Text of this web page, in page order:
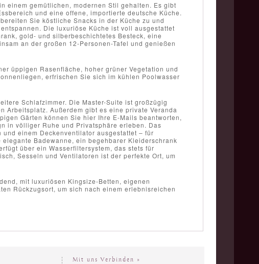
einem gemütlichen, modernen Stil gehalten. Es gibt
und eine offene, importierte deutsche Küche.
Sie köstliche Snacks in der Küche zu und
Die luxuriöse Küche ist voll ausgestattet
gold- und silberbeschichtetes Besteck, eine
an der großen 12-Personen-Tafel und genießen
üppigen Rasenfläche, hoher grüner Vegetation und
erfrischen Sie sich im kühlen Poolwasser
Schlafzimmer. Die Master-Suite ist großzügig
Arbeitsplatz. Außerdem gibt es eine private Veranda
Gärten können Sie hier Ihre E-Mails beantworten,
in völliger Ruhe und Privatsphäre erleben. Das
einem Deckenventilator ausgestattet – für
Badewanne, ein begehbarer Kleiderschrank
über ein Wasserfiltersystem, das stets für
Sesseln und Ventilatoren ist der perfekte Ort, um
mit luxuriösen Kingsize-Betten, eigenen
Rückzugsort, um sich nach einem erlebnisreichen
Mit uns Verbinden »